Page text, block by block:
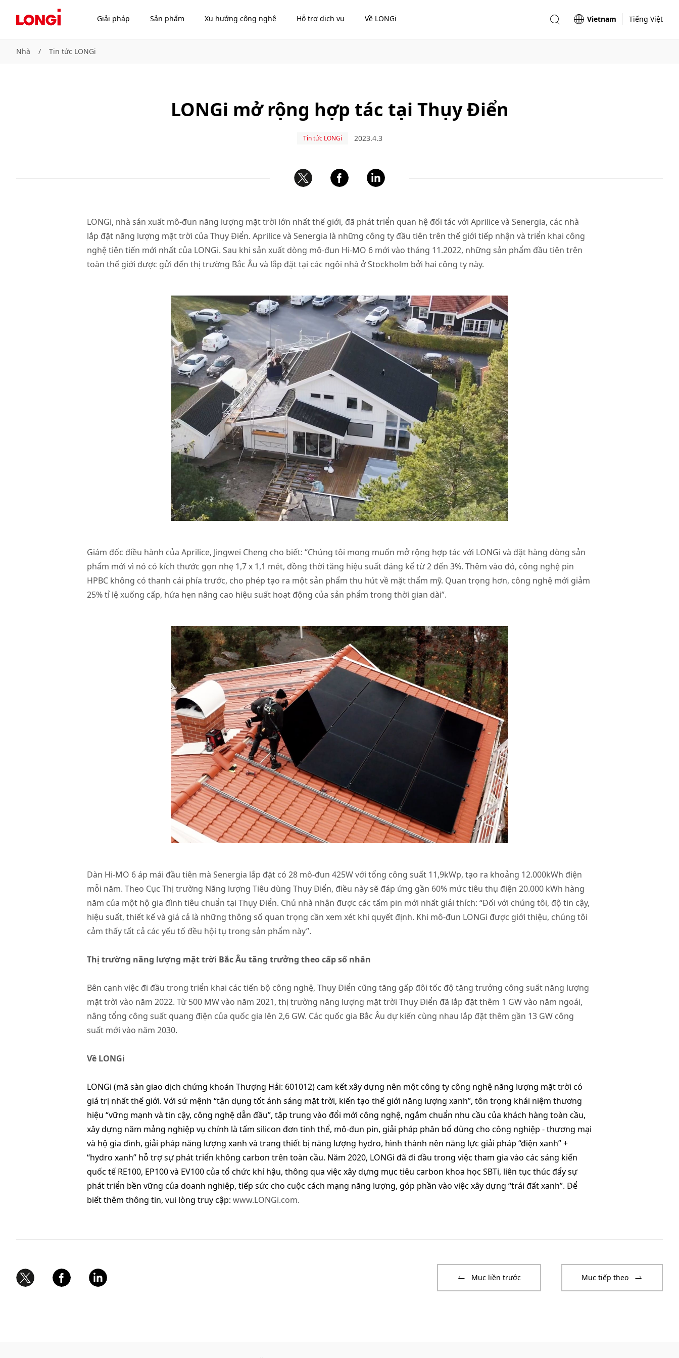
Giải pháp Sản phẩm Xu hướng công nghệ Hỗ trợ dịch vụ Về LONGi Vietnam Tiếng Việt
Nhà / Tin tức LONGi
LONGi mở rộng hợp tác tại Thụy Điển
Tin tức LONGi 2023.4.3
LONGi, nhà sản xuất mô-đun năng lượng mặt trời lớn nhất thế giới, đã phát triển quan hệ đối tác với Aprilice và Senergia, các nhà
lắp đặt năng lượng mặt trời của Thụy Điển. Aprilice và Senergia là những công ty đầu tiên trên thế giới tiếp nhận và triển khai công
nghệ tiên tiến mới nhất của LONGi. Sau khi sản xuất dòng mô-đun Hi-MO 6 mới vào tháng 11.2022, những sản phẩm đầu tiên trên
toàn thế giới được gửi đến thị trường Bắc Âu và lắp đặt tại các ngôi nhà ở Stockholm bởi hai công ty này.
Giám đốc điều hành của Aprilice, Jingwei Cheng cho biết: “Chúng tôi mong muốn mở rộng hợp tác với LONGi và đặt hàng dòng sản
phẩm mới vì nó có kích thước gọn nhẹ 1,7 x 1,1 mét, đồng thời tăng hiệu suất đáng kể từ 2 đến 3%. Thêm vào đó, công nghệ pin
HPBC không có thanh cái phía trước, cho phép tạo ra một sản phẩm thu hút về mặt thẩm mỹ. Quan trọng hơn, công nghệ mới giảm
25% tỉ lệ xuống cấp, hứa hẹn nâng cao hiệu suất hoạt động của sản phẩm trong thời gian dài”.
Dàn Hi-MO 6 áp mái đầu tiên mà Senergia lắp đặt có 28 mô-đun 425W với tổng công suất 11,9kWp, tạo ra khoảng 12.000kWh điện
mỗi năm. Theo Cục Thị trường Năng lượng Tiêu dùng Thụy Điển, điều này sẽ đáp ứng gần 60% mức tiêu thụ điện 20.000 kWh hàng
năm của một hộ gia đình tiêu chuẩn tại Thụy Điển. Chủ nhà nhận được các tấm pin mới nhất giải thích: “Đối với chúng tôi, độ tin cậy,
hiệu suất, thiết kế và giá cả là những thông số quan trọng cần xem xét khi quyết định. Khi mô-đun LONGi được giới thiệu, chúng tôi
cảm thấy tất cả các yếu tố đều hội tụ trong sản phẩm này”.
Thị trường năng lượng mặt trời Bắc Âu tăng trưởng theo cấp số nhân
Bên cạnh việc đi đầu trong triển khai các tiến bộ công nghệ, Thụy Điển cũng tăng gấp đôi tốc độ tăng trưởng công suất năng lượng
mặt trời vào năm 2022. Từ 500 MW vào năm 2021, thị trường năng lượng mặt trời Thụy Điển đã lắp đặt thêm 1 GW vào năm ngoái,
nâng tổng công suất quang điện của quốc gia lên 2,6 GW. Các quốc gia Bắc Âu dự kiến cùng nhau lắp đặt thêm gần 13 GW công
suất mới vào năm 2030.
Về LONGi
LONGi (mã sàn giao dịch chứng khoán Thượng Hải: 601012) cam kết xây dựng nên một công ty công nghệ năng lượng mặt trời có
giá trị nhất thế giới. Với sứ mệnh “tận dụng tốt ánh sáng mặt trời, kiến tạo thế giới năng lượng xanh”, tôn trọng khái niệm thương
hiệu “vững mạnh và tin cậy, công nghệ dẫn đầu”, tập trung vào đổi mới công nghệ, ngắm chuẩn nhu cầu của khách hàng toàn cầu,
xây dựng năm mảng nghiệp vụ chính là tấm silicon đơn tinh thể, mô-đun pin, giải pháp phân bổ dùng cho công nghiệp - thương mại
và hộ gia đình, giải pháp năng lượng xanh và trang thiết bị năng lượng hydro, hình thành nên năng lực giải pháp “điện xanh” +
“hydro xanh” hỗ trợ sự phát triển không carbon trên toàn cầu. Năm 2020, LONGi đã đi đầu trong việc tham gia vào các sáng kiến ​​
quốc tế RE100, EP100 và EV100 của tổ chức khí hậu, thông qua việc xây dựng mục tiêu carbon khoa học SBTi, liên tục thúc đẩy sự
phát triển bền vững của doanh nghiệp, tiếp sức cho cuộc cách mạng năng lượng, góp phần vào việc xây dựng “trái đất xanh”. Để
biết thêm thông tin, vui lòng truy cập: www.LONGi.com.
Mục liền trước Mục tiếp theo